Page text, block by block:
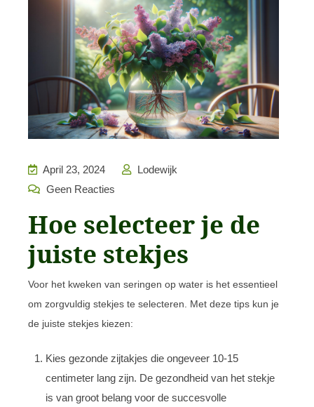
April 23, 2024
Lodewijk
Geen Reacties
Hoe selecteer je de
juiste stekjes
Voor het kweken van seringen op water is het essentieel
om zorgvuldig stekjes te selecteren. Met deze tips kun je
de juiste stekjes kiezen:
Kies gezonde zijtakjes die ongeveer 10-15
centimeter lang zijn. De gezondheid van het stekje
is van groot belang voor de succesvolle